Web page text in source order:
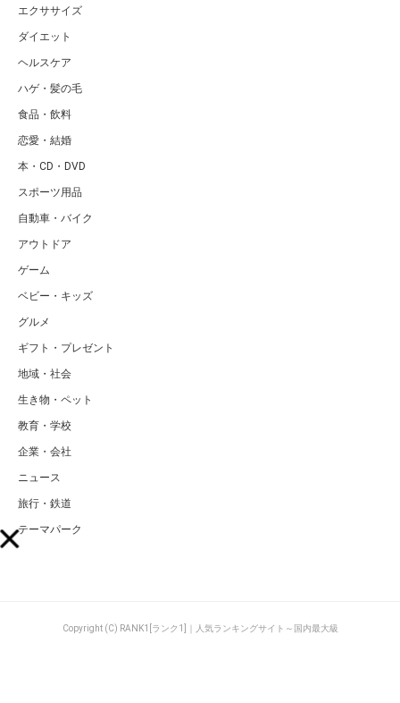
エクササイズ
ダイエット
ヘルスケア
ハゲ・髪の毛
食品・飲料
恋愛・結婚
本・CD・DVD
スポーツ用品
自動車・バイク
アウトドア
ゲーム
ベビー・キッズ
グルメ
ギフト・プレゼント
地域・社会
生き物・ペット
教育・学校
企業・会社
ニュース
旅行・鉄道
テーマパーク
Copyright (C) RANK1[ランク1]｜人気ランキングサイト～国内最大級